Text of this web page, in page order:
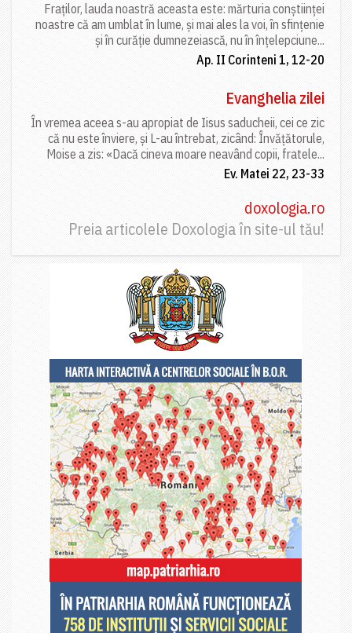
Fraților, lauda noastră aceasta este: mărturia conștiinței
noastre că am umblat în lume, și mai ales la voi, în sfințenie
și în curăție dumnezeiască, nu în înțelepciune...
Ap. II Corinteni 1, 12-20
Evanghelia zilei
În vremea aceea s-au apropiat de Iisus saducheii, cei ce zic
că nu este înviere, și L-au întrebat, zicând: Învățătorule,
Moise a zis: «Dacă cineva moare neavând copii, fratele...
Ev. Matei 22, 23-33
doxologia.ro
Preia articolele Doxologia în site-ul tău!